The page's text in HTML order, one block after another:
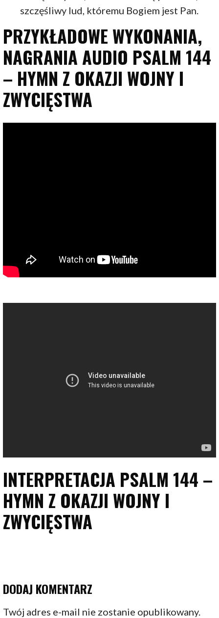
szczęśliwy lud, któremu Bogiem jest Pan.
PRZYKŁADOWE WYKONANIA,
NAGRANIA AUDIO PSALM 144
– HYMN Z OKAZJI WOJNY I
ZWYCIĘSTWA
INTERPRETACJA PSALM 144 –
HYMN Z OKAZJI WOJNY I
ZWYCIĘSTWA
DODAJ KOMENTARZ
Twój adres e-mail nie zostanie opublikowany.